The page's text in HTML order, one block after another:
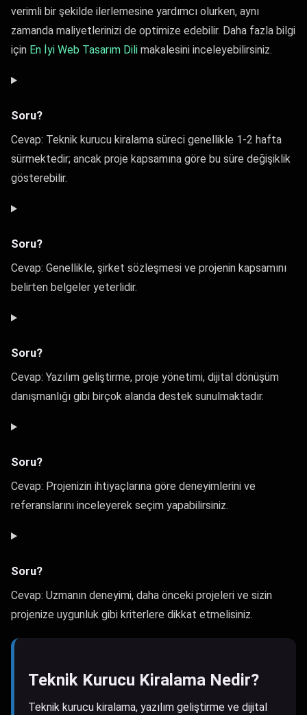
verimli bir şekilde ilerlemesine yardımcı olurken, aynı
zamanda maliyetlerinizi de optimize edebilir. Daha fazla bilgi
için En İyi Web Tasarım Dili makalesini inceleyebilirsiniz.
Soru?
Cevap: Teknik kurucu kiralama süreci genellikle 1-2 hafta
sürmektedir; ancak proje kapsamına göre bu süre değişiklik
gösterebilir.
Soru?
Cevap: Genellikle, şirket sözleşmesi ve projenin kapsamını
belirten belgeler yeterlidir.
Soru?
Cevap: Yazılım geliştirme, proje yönetimi, dijital dönüşüm
danışmanlığı gibi birçok alanda destek sunulmaktadır.
Soru?
Cevap: Projenizin ihtiyaçlarına göre deneyimlerini ve
referanslarını inceleyerek seçim yapabilirsiniz.
Soru?
Cevap: Uzmanın deneyimi, daha önceki projeleri ve sizin
projenize uygunluk gibi kriterlere dikkat etmelisiniz.
Teknik Kurucu Kiralama Nedir?
Teknik kurucu kiralama, yazılım geliştirme ve dijital